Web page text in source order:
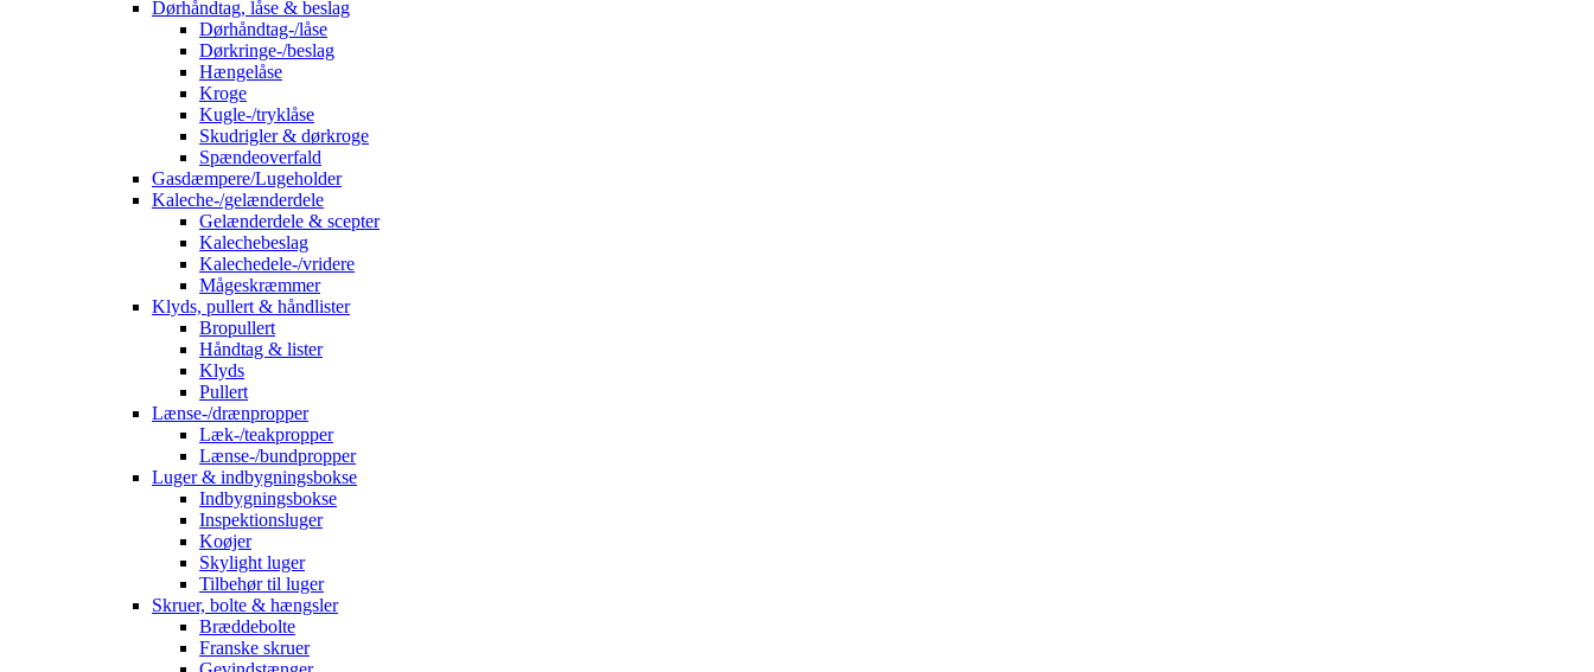
Dørhåndtag, låse & beslag
Dørhåndtag-/låse
Dørkringe-/beslag
Hængelåse
Kroge
Kugle-/tryklåse
Skudrigler & dørkroge
Spændeoverfald
Gasdæmpere/Lugeholder
Kaleche-/gelænderdele
Gelænderdele & scepter
Kalechebeslag
Kalechedele-/vridere
Mågeskræmmer
Klyds, pullert & håndlister
Bropullert
Håndtag & lister
Klyds
Pullert
Lænse-/drænpropper
Læk-/teakpropper
Lænse-/bundpropper
Luger & indbygningsbokse
Indbygningsbokse
Inspektionsluger
Koøjer
Skylight luger
Tilbehør til luger
Skruer, bolte & hængsler
Bræddebolte
Franske skruer